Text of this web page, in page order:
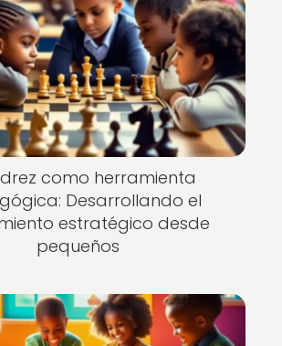
como herramienta
Desarrollando el
estratégico desde
pequeños